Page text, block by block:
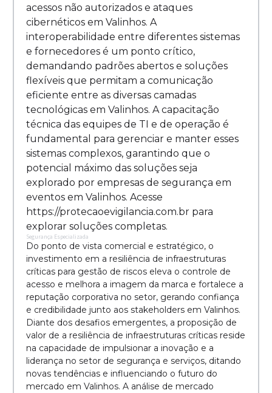
acessos não autorizados e ataques
cibernéticos em Valinhos. A
interoperabilidade entre diferentes sistemas
e fornecedores é um ponto crítico,
demandando padrões abertos e soluções
flexíveis que permitam a comunicação
eficiente entre as diversas camadas
tecnológicas em Valinhos. A capacitação
técnica das equipes de TI e de operação é
fundamental para gerenciar e manter esses
sistemas complexos, garantindo que o
potencial máximo das soluções seja
explorado por empresas de segurança em
eventos em Valinhos. Acesse
https://protecaoevigilancia.com.br para
explorar soluções completas.
Segurança Especializada
Do ponto de vista comercial e estratégico, o
investimento em a resiliência de infraestruturas
críticas para gestão de riscos eleva o controle de
acesso e melhora a imagem da marca e fortalece a
reputação corporativa no setor, gerando confiança
e credibilidade junto aos stakeholders em Valinhos.
Diante dos desafios emergentes, a proposição de
valor de a resiliência de infraestruturas críticas reside
na capacidade de impulsionar a inovação e a
liderança no setor de segurança e serviços, ditando
novas tendências e influenciando o futuro do
mercado em Valinhos. A análise de mercado